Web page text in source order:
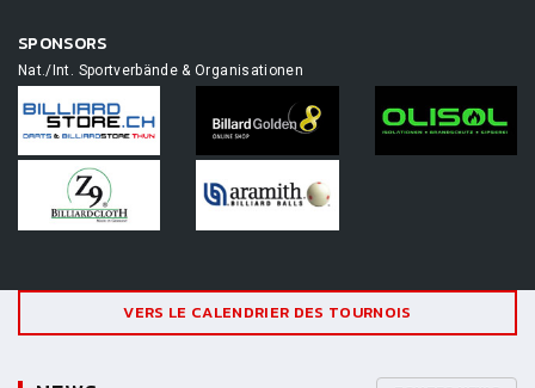
SPONSORS
Nat./Int. Sportverbände & Organisationen
VERS LE CALENDRIER DES TOURNOIS